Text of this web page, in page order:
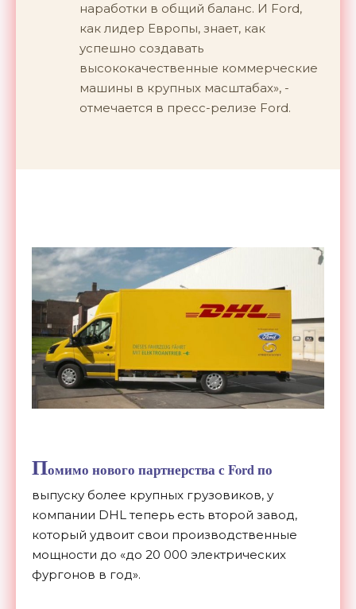
наработки в общий баланс. И Ford,
как лидер Европы, знает, как
успешно создавать
высококачественные коммерческие
машины в крупных масштабах», -
отмечается в пресс-релизе Ford.
Помимо нового партнерства с Ford по
выпуску более крупных грузовиков, у
компании DHL теперь есть второй завод,
который удвоит свои производственные
мощности до «до 20 000 электрических
фургонов в год».